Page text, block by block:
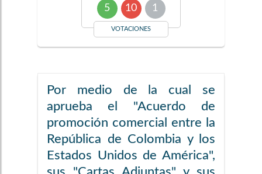
5 10 1
VOTACIONES
Por medio de la cual se
aprueba el "Acuerdo de
promoción comercial entre la
República de Colombia y los
Estados Unidos de América",